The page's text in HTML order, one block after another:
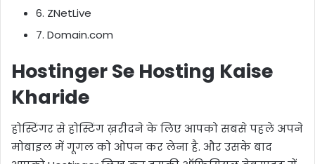
6. ZNetLive
7. Domain.com
Hostinger Se Hosting Kaise
Kharide
होस्टिंगर से होस्टिंग ख़रीदने के लिए आपको सबसे पहले अपने
मोबाइल में गूगल को ओपन कर लेना है. और उसके बाद